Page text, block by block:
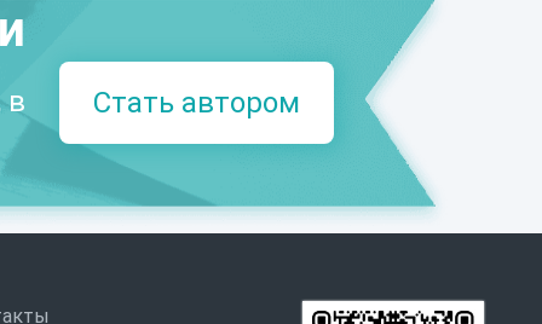
в
Стать автором